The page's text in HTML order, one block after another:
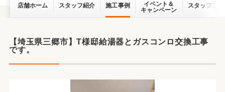
店舗ホーム スタッフ紹介 施工事例
イベント＆
キャンペーン
スタッフブ
【埼玉県三郷市】T様邸給湯器とガスコンロ交換工事
です。